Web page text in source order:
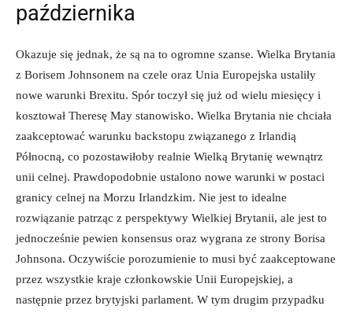
października
Okazuje się jednak, że są na to ogromne szanse. Wielka Brytania
z Borisem Johnsonem na czele oraz Unia Europejska ustaliły
nowe warunki Brexitu. Spór toczył się już od wielu miesięcy i
kosztował Theresę May stanowisko. Wielka Brytania nie chciała
zaakceptować warunku backstopu związanego z Irlandią
Północną, co pozostawiłoby realnie Wielką Brytanię wewnątrz
unii celnej. Prawdopodobnie ustalono nowe warunki w postaci
granicy celnej na Morzu Irlandzkim. Nie jest to idealne
rozwiązanie patrząc z perspektywy Wielkiej Brytanii, ale jest to
jednocześnie pewien konsensus oraz wygrana ze strony Borisa
Johnsona. Oczywiście porozumienie to musi być zaakceptowane
przez wszystkie kraje członkowskie Unii Europejskiej, a
następnie przez brytyjski parlament. W tym drugim przypadku